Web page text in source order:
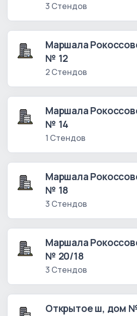
3 Стендов
Маршала
№ 12
2 Стендов
Маршала
№ 14
1 Стендов
Маршала
№ 18
3 Стендов
Маршала
№ 20/18
3 Стендов
Открытое ш, дом №